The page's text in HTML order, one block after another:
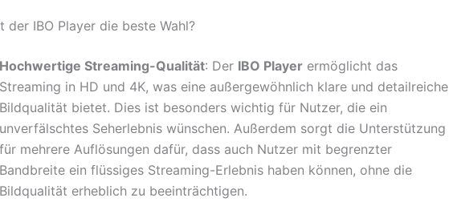
der IBO Player die beste Wahl?
Hochwertige Streaming-Qualität: Der IBO Player ermöglicht das
Streaming in HD und 4K, was eine außergewöhnlich klare und detailreiche
Bildqualität bietet. Dies ist besonders wichtig für Nutzer, die ein
unverfälschtes Seherlebnis wünschen. Außerdem sorgt die Unterstützung
für mehrere Auflösungen dafür, dass auch Nutzer mit begrenzter
Bandbreite ein flüssiges Streaming-Erlebnis haben können, ohne die
Bildqualität erheblich zu beeinträchtigen.